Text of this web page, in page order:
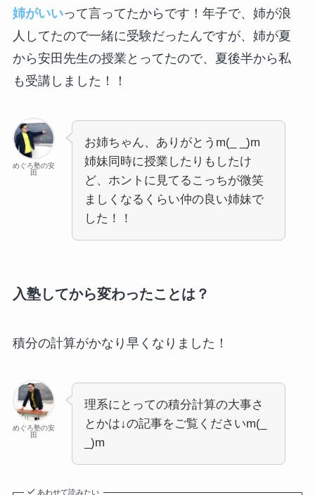
姉がいいって言ってたからです！年子で、姉が浪
人してたので一緒に受験だったんですが、姉が夏
から安田先生の授業とってたので、夏後半から私
も受講しました！！
めぐろ塾の安
田
お姉ちゃん、ありがとうm(_ _)m
姉妹同時に授業したりもしたけ
ど、ホントに見てるこっちが微笑
ましくなるくらい仲の良い姉妹で
した！！
入塾してから変わったことは？
積分の計算がかなり早くなりました！
めぐろ塾の安
田
理系にとっての積分計算の大事さ
とかは↓の記事をご覧くださいm(_
_)m
あわせて読みたい